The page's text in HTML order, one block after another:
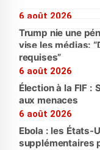
6 août 2026
Trump nie une
vise les médias:
requises”
6 août 2026
Élection à la FIF :
aux menaces
6 août 2026
Ebola : les États-
supplémentaires